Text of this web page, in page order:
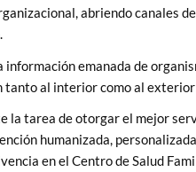
abriendo canales
emanada de
tanto al interior como al exterior
la tarea de otorgar el mejor
humanizada,
en el Centro de Salud